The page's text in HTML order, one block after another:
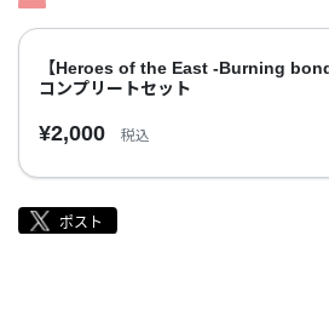
【Heroes of the East -Burning
コンプリートセット
¥2,000 税込